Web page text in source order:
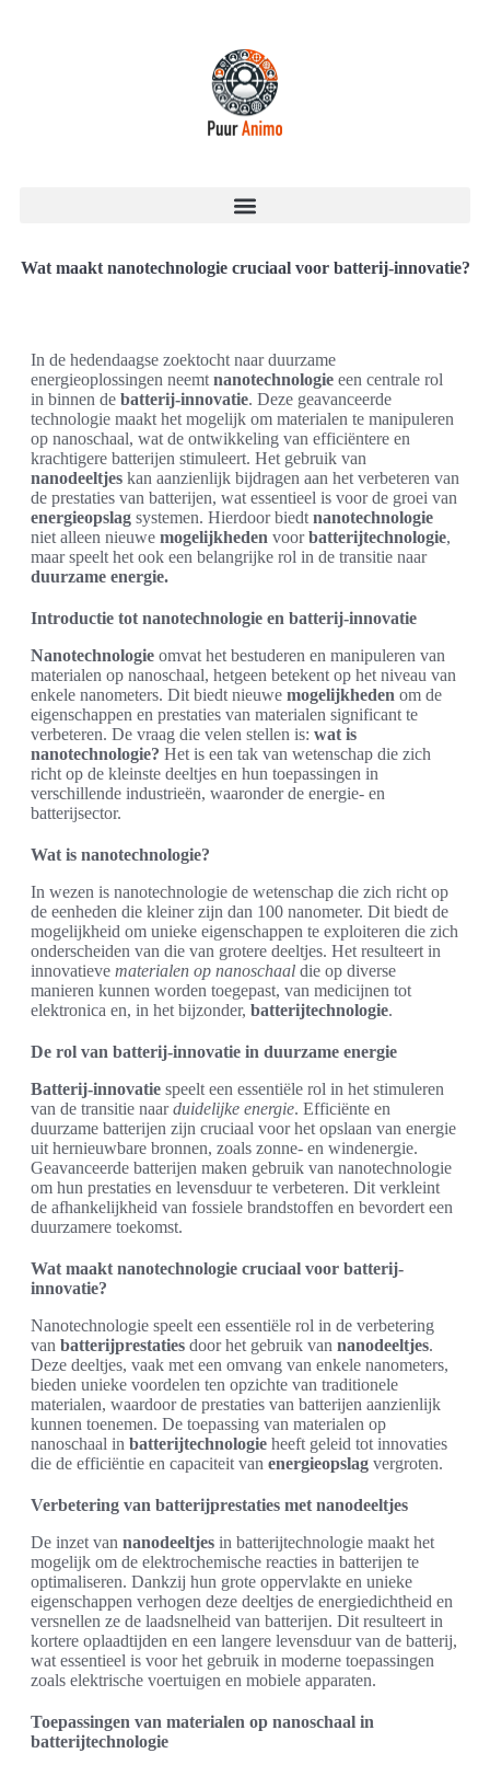
Wat maakt nanotechnologie cruciaal voor batterij-innovatie?
In de hedendaagse zoektocht naar duurzame
energieoplossingen neemt nanotechnologie een centrale rol
in binnen de batterij-innovatie. Deze geavanceerde
technologie maakt het mogelijk om materialen te manipuleren
op nanoschaal, wat de ontwikkeling van efficiëntere en
krachtigere batterijen stimuleert. Het gebruik van
nanodeeltjes kan aanzienlijk bijdragen aan het verbeteren van
de prestaties van batterijen, wat essentieel is voor de groei van
energieopslag systemen. Hierdoor biedt nanotechnologie
niet alleen nieuwe mogelijkheden voorbatterijtechnologie,
maar speelt het ook een belangrijke rol in de transitie naar
duurzame energie.
Introductie tot nanotechnologie en batterij-innovatie
Nanotechnologie omvat het bestuderen en manipuleren van
materialen op nanoschaal, hetgeen betekent op het niveau van
enkele nanometers. Dit biedt nieuwe mogelijkheden om de
eigenschappen en prestaties van materialen significant te
verbeteren. De vraag die velen stellen is: wat is
nanotechnologie? Het is een tak van wetenschap die zich
richt op de kleinste deeltjes en hun toepassingen in
verschillende industrieën, waaronder de energie- en
batterijsector.
Wat is nanotechnologie?
In wezen is nanotechnologie de wetenschap die zich richt op
de eenheden die kleiner zijn dan 100 nanometer. Dit biedt de
mogelijkheid om unieke eigenschappen te exploiteren die zich
onderscheiden van die van grotere deeltjes. Het resulteert in
innovatieve materialen op nanoschaal die op diverse
manieren kunnen worden toegepast, van medicijnen tot
elektronica en, in het bijzonder, batterijtechnologie.
De rol van batterij-innovatie in duurzame energie
Batterij-innovatie speelt een essentiële rol in het stimuleren
van de transitie naarduidelijke energie. Efficiënte en
duurzame batterijen zijn cruciaal voor het opslaan van energie
uit hernieuwbare bronnen, zoals zonne- en windenergie.
Geavanceerde batterijen maken gebruik van nanotechnologie
om hun prestaties en levensduur te verbeteren. Dit verkleint
de afhankelijkheid van fossiele brandstoffen en bevordert een
duurzamere toekomst.
Wat maakt nanotechnologie cruciaal voor batterij-
innovatie?
Nanotechnologie speelt een essentiële rol in de verbetering
van batterijprestaties door het gebruik van nanodeeltjes.
Deze deeltjes, vaak met een omvang van enkele nanometers,
bieden unieke voordelen ten opzichte van traditionele
materialen, waardoor de prestaties van batterijen aanzienlijk
kunnen toenemen. De toepassing van materialen op
nanoschaal in batterijtechnologie heeft geleid tot innovaties
die de efficiëntie en capaciteit van energieopslag vergroten.
Verbetering van batterijprestaties met nanodeeltjes
De inzet van nanodeeltjes in batterijtechnologie maakt het
mogelijk om de elektrochemische reacties in batterijen te
optimaliseren. Dankzij hun grote oppervlakte en unieke
eigenschappen verhogen deze deeltjes de energiedichtheid en
versnellen ze de laadsnelheid van batterijen. Dit resulteert in
kortere oplaadtijden en een langere levensduur van de batterij,
wat essentieel is voor het gebruik in moderne toepassingen
zoals elektrische voertuigen en mobiele apparaten.
Toepassingen van materialen op nanoschaal in
batterijtechnologie